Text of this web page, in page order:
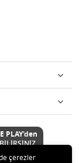
PLAY'den
çerezler